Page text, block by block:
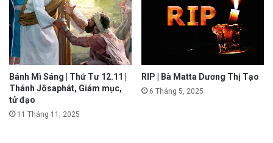
Bánh Mì Sáng | Thứ Tư 12.11 |
Thánh Jôsaphát, Giám mục,
tử đạo
11 Tháng 11, 2025
RIP | Bà Matta Dương Thị Tạo
6 Tháng 5, 2025